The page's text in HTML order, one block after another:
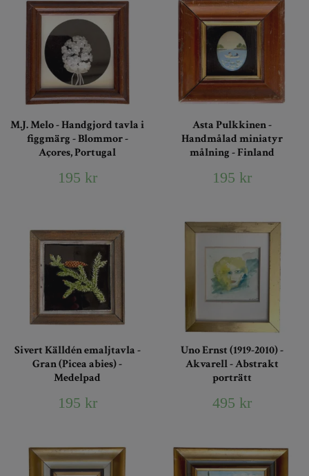
M.J. Melo - Handgjord tavla i
figgmärg - Blommor -
Açores, Portugal
195 kr
Asta Pulkkinen -
Handmålad miniatyr
målning - Finland
195 kr
Sivert Källdén emaljtavla -
Gran (Picea abies) -
Medelpad
195 kr
Uno Ernst (1919-2010) -
Akvarell - Abstrakt
porträtt
495 kr